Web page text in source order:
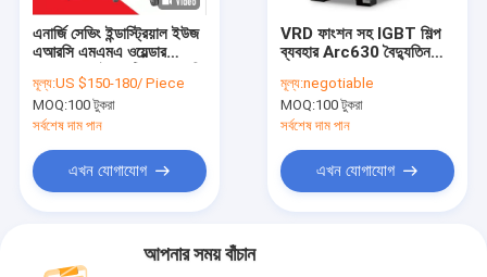
এনার্জি সেভিং ইন্ডাস্ট্রিয়াল ইউজ
এআরসি এমএমএ ওয়েল্ডার
ওয়েল্ডিং ইকুইপমেন্ট
মূল্য:US $150-180/ Piece
MOQ:100 টুকরা
সর্বশেষ দাম পান
এখন যোগাযোগ
VRD ফাংশন সহ IGBT শিল্প
ব্যবহার Arc630 বৈদ্যুতিন
ওয়েল্ডার IP21 DC
মূল্য:negotiable
MOQ:100 টুকরা
সর্বশেষ দাম পান
এখন যোগাযোগ
আপনার সময় বাঁচান